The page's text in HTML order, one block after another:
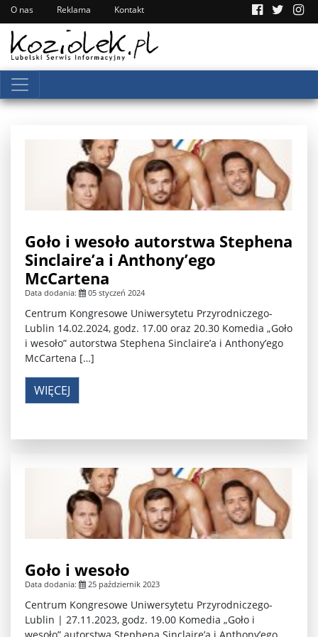
O nas Reklama Kontakt
Goło i wesoło autorstwa Stephena
Sinclaire’a i Anthony’ego
McCartena
Data dodania: 05 styczeń 2024
Centrum Kongresowe Uniwersytetu Przyrodniczego-
Lublin 14.02.2024, godz. 17.00 oraz 20.30 Komedia „Goło
i wesoło” autorstwa Stephena Sinclaire’a i Anthony’ego
McCartena […]
WIĘCEJ
Goło i wesoło
Data dodania: 25 październik 2023
Centrum Kongresowe Uniwersytetu Przyrodniczego-
Lublin | 27.11.2023, godz. 19.00 Komedia „Goło i
wesoło” autorstwa Stephena Sinclaire’a i Anthony’ego